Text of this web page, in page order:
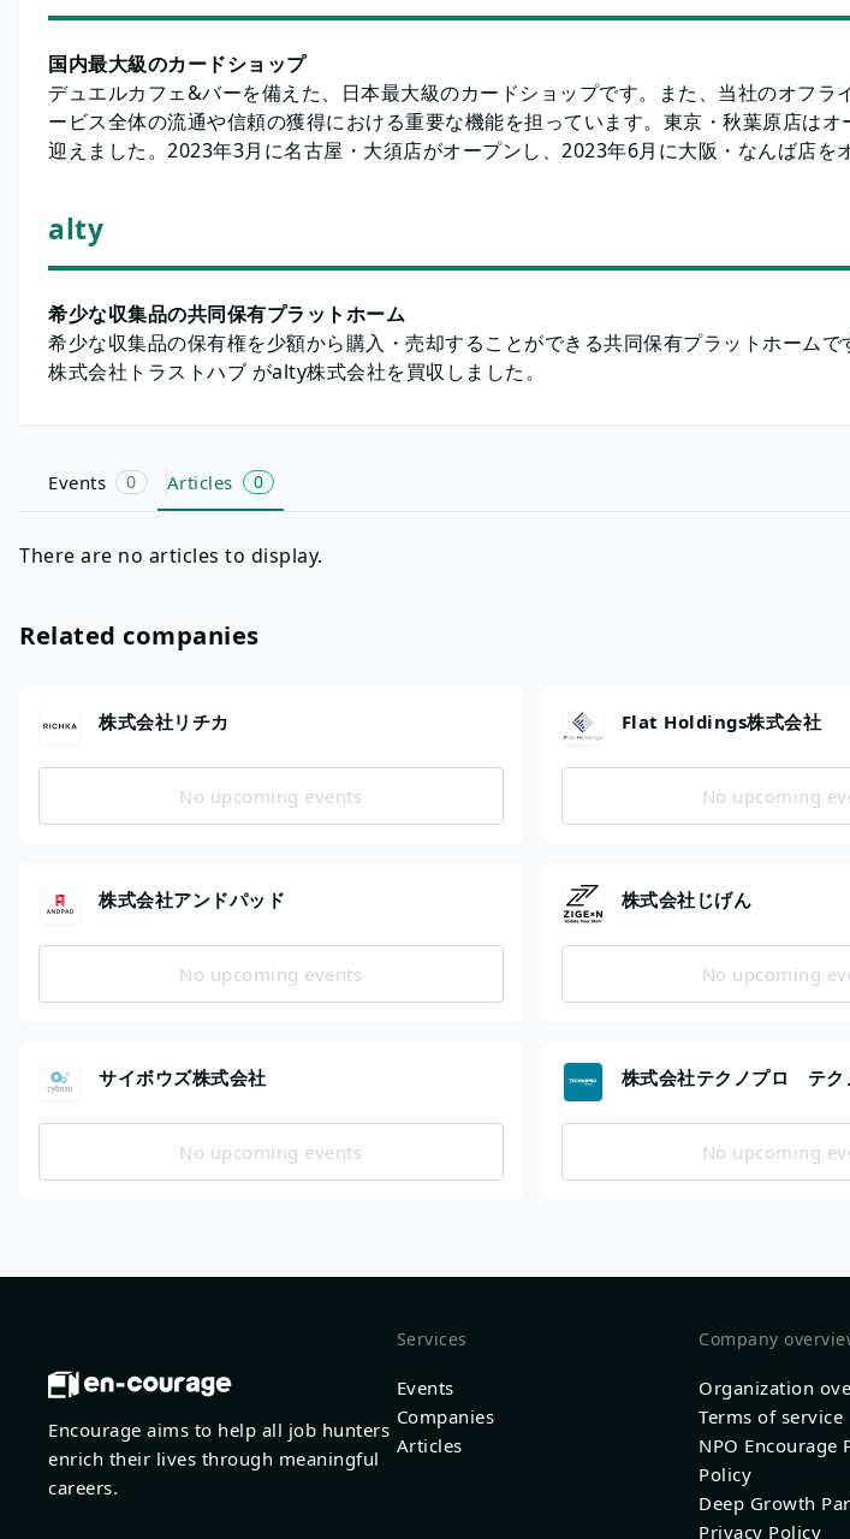
国内最大級のカードショップ
デュエルカフェ&バーを備えた、日本最大級のカードショップです。また、当社のオフラ
ービス全体の流通や信頼の獲得における重要な機能を担っています。東京・秋葉原店はオ
迎えました。2023年3月に名古屋・大須店がオープンし、2023年6月に大阪・なんば店をオ
alty
希少な収集品の共同保有プラットホーム
希少な収集品の保有権を少額から購入・売却することができる共同保有プラットホーム
株式会社トラストハブ がalty株式会社を買収しました。 ​
Events 0 Articles 0
There are no articles to display.
Related companies
株式会社リチカ
No upcoming events
Flat Holdings株式会社
No upcoming
株式会社アンドパッド
No upcoming events
株式会社じげん
No upcoming
サイボウズ株式会社
No upcoming events
株式会社テクノプロ テク
No upcoming
Encourage aims to help all job hunters
enrich their lives through meaningful
careers.
Services
Events
Companies
Articles
Company
Organization
Terms of service
NPO Encourage
Policy
Deep Growth
Privacy Policy